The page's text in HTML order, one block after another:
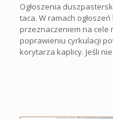
Ogłoszenia
taca. W ramach
przeznaczeniem na cele
poprawieniu cyrkulacji
korytarza kaplicy. Jeśli